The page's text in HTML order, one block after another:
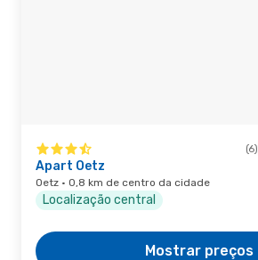
(6)
Apart Oetz
Oetz · 0,8 km de centro da cidade
Localização central
Mostrar preços